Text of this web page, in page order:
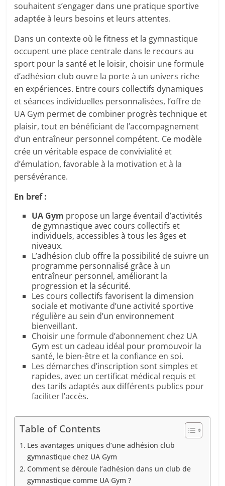
souhaitent s’engager dans une pratique sportive
adaptée à leurs besoins et leurs attentes.
Dans un contexte où le fitness et la gymnastique
occupent une place centrale dans le recours au
sport pour la santé et le loisir, choisir une formule
d’adhésion club ouvre la porte à un univers riche
en expériences. Entre cours collectifs dynamiques
et séances individuelles personnalisées, l’offre de
UA Gym permet de combiner progrès technique et
plaisir, tout en bénéficiant de l’accompagnement
d’un entraîneur personnel compétent. Ce modèle
crée un véritable espace de convivialité et
d’émulation, favorable à la motivation et à la
persévérance.
En bref :
UA Gym propose un large éventail d’activités
de gymnastique avec cours collectifs et
individuels, accessibles à tous les âges et
niveaux.
L’adhésion club offre la possibilité de suivre un
programme personnalisé grâce à un
entraîneur personnel, améliorant la
progression et la sécurité.
Les cours collectifs favorisent la dimension
sociale et motivante d’une activité sportive
régulière au sein d’un environnement
bienveillant.
Choisir une formule d’abonnement chez UA
Gym est un cadeau idéal pour promouvoir la
santé, le bien-être et la confiance en soi.
Les démarches d’inscription sont simples et
rapides, avec un certificat médical requis et
des tarifs adaptés aux différents publics pour
faciliter l’accès.
Table of Contents
Les avantages uniques d’une adhésion club
gymnastique chez UA Gym
Comment se déroule l’adhésion dans un club de
gymnastique comme UA Gym ?